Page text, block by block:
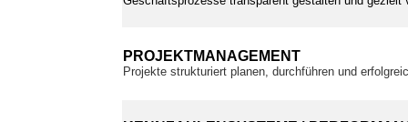
PROJEKTMANAGEMENT
Projekte strukturiert planen, durchführen und